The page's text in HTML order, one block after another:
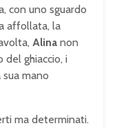
con uno sguardo
affollata, la
Alina non
del ghiaccio, i
mano
ma determinati.